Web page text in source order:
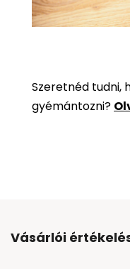
Szeretnéd tudni,
gyémántozni?
Vásárlói